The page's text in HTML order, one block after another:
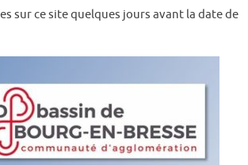
sur ce site quelques jours avant la date de